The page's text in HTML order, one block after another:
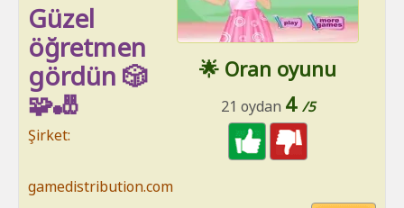
🌟 Oran oyunu
21 oydan 4 /5
Güzel
öğretmen
gördün 🎲
🧩🎳
Şirket:
gamedistribution.com